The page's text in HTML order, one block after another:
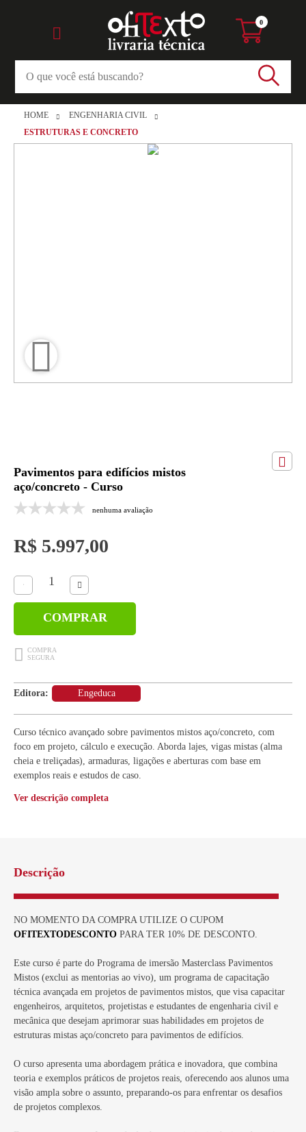
0
HOME
ENGENHARIA CIVIL
ESTRUTURAS E CONCRETO
Editora: Engeduca
Curso técnico avançado sobre pavimentos mistos aço/concreto, com
foco em projeto, cálculo e execução. Aborda lajes, vigas mistas (alma
cheia e treliçadas), armaduras, ligações e aberturas com base em
exemplos reais e estudos de caso.
Ver descrição completa
Pavimentos para edifícios mistos
aço/concreto - Curso
nenhuma avaliação
R$ 5.997,00
COMPRAR
Descrição
NO MOMENTO DA COMPRA UTILIZE O CUPOM
OFITEXTODESCONTO PARA TER 10% DE DESCONTO.
Este curso é parte do Programa de imersão Masterclass Pavimentos
Mistos (exclui as mentorias ao vivo), um programa de capacitação
técnica avançada em projetos de pavimentos mistos, que visa capacitar
engenheiros, arquitetos, projetistas e estudantes de engenharia civil e
mecânica que desejam aprimorar suas habilidades em projetos de
estruturas mistas aço/concreto para pavimentos de edifícios.
O curso apresenta uma abordagem prática e inovadora, que combina
teoria e exemplos práticos de projetos reais, oferecendo aos alunos uma
visão ampla sobre o assunto, preparando-os para enfrentar os desafios
de projetos complexos.